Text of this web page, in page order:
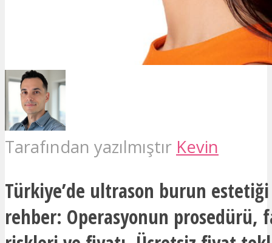
Tarafından yazılmıştır Kevin
Türkiye’de ultrason burun
rehber: Operasyonun prosedürü,